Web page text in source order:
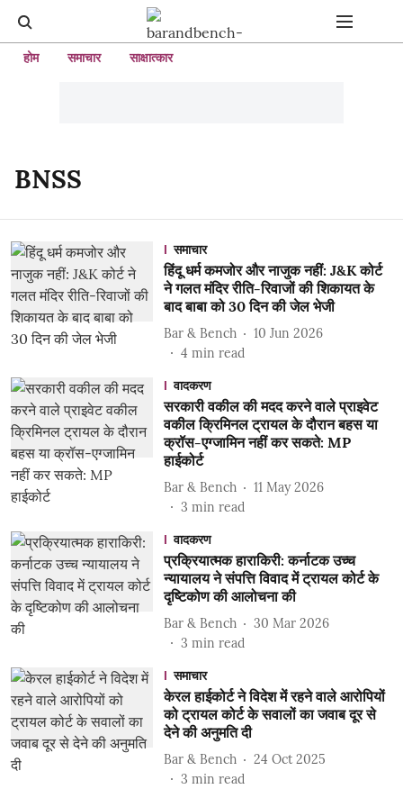
होम समाचार साक्षात्कार
BNSS
समाचार
हिंदू धर्म कमजोर और नाजुक नहीं: J&K कोर्ट
ने गलत मंदिर रीति-रिवाजों की शिकायत के
बाद बाबा को 30 दिन की जेल भेजी
Bar & Bench
10 Jun 2026
4 min read
वादकरण
सरकारी वकील की मदद करने वाले प्राइवेट
वकील क्रिमिनल ट्रायल के दौरान बहस या
क्रॉस-एग्जामिन नहीं कर सकते: MP
हाईकोर्ट
Bar & Bench
11 May 2026
3 min read
वादकरण
प्रक्रियात्मक हाराकिरी: कर्नाटक उच्च
न्यायालय ने संपत्ति विवाद में ट्रायल कोर्ट के
दृष्टिकोण की आलोचना की
Bar & Bench
30 Mar 2026
3 min read
समाचार
केरल हाईकोर्ट ने विदेश में रहने वाले आरोपियों
को ट्रायल कोर्ट के सवालों का जवाब दूर से
देने की अनुमति दी
Bar & Bench
24 Oct 2025
3 min read